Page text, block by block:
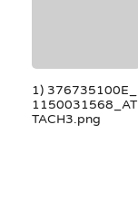
1) 376735100E_
1150031568_AT
TACH3.png